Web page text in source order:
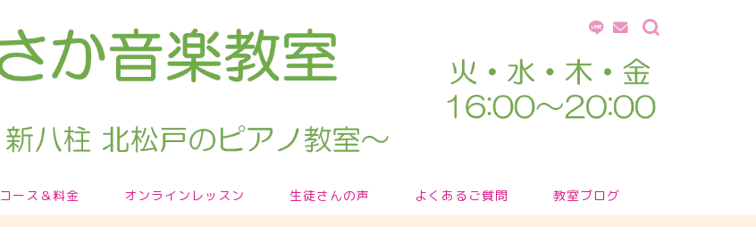
コース＆料金 オンラインレッスン 生徒さんの声 よくあるご質問 教室ブログ